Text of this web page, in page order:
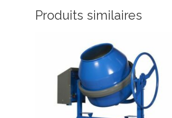
Produits similaires